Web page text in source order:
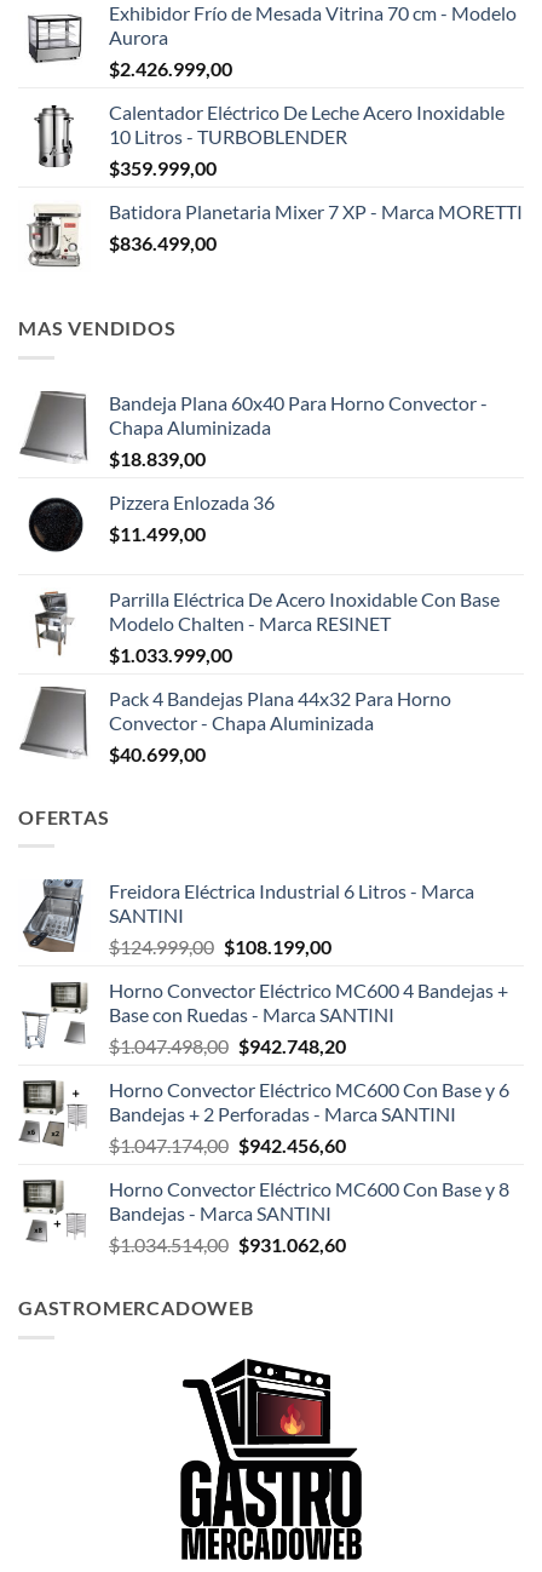
Exhibidor Frío de Mesada Vitrina 70 cm - Modelo
Aurora
$2.426.999,00
Calentador Eléctrico De Leche Acero Inoxidable
10 Litros - TURBOBLENDER
$359.999,00
Batidora Planetaria Mixer 7 XP - Marca MORETTI
$836.499,00
MAS VENDIDOS
Bandeja Plana 60x40 Para Horno Convector -
Chapa Aluminizada
$18.839,00
Pizzera Enlozada 36
$11.499,00
Parrilla Eléctrica De Acero Inoxidable Con Base
Modelo Chalten - Marca RESINET
$1.033.999,00
Pack 4 Bandejas Plana 44x32 Para Horno
Convector - Chapa Aluminizada
$40.699,00
OFERTAS
Freidora Eléctrica Industrial 6 Litros - Marca
SANTINI
$124.999,00 El
original
era:
$124.999,00.
$108.199,00El
actual
es:
$108.199,00.
Horno Convector Eléctrico MC600 4 Bandejas +
Base con Ruedas - Marca SANTINI
$1.047.498,00 El
original
era:
$1.047.498,00.
$942.748,20El
actual
es:
$942.748,20.
Horno Convector Eléctrico MC600 Con Base y 6
Bandejas + 2 Perforadas - Marca SANTINI
$1.047.174,00 El
original
era:
$1.047.174,00.
$942.456,60El
actual
$942.456,60.
Horno Convector Eléctrico MC600 Con Base y 8
Bandejas - Marca SANTINI
$1.034.514,00 El
era:
$931.062,60El
GASTROMERCADOWEB